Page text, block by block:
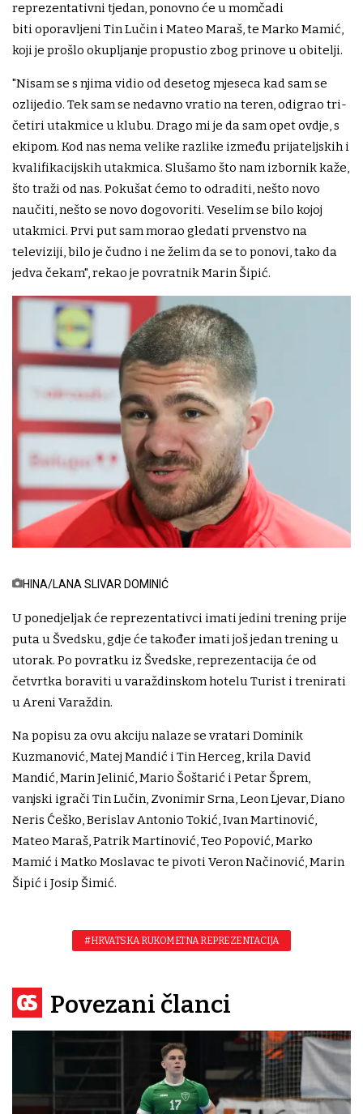
reprezentativni tjedan, ponovno će u momčadi
biti oporavljeni Tin Lučin i Mateo Maraš, te Marko Mamić,
koji je prošlo okupljanje propustio zbog prinove u obitelji.
"Nisam se s njima vidio od desetog mjeseca kad sam se
ozlijedio. Tek sam se nedavno vratio na teren, odigrao tri-
četiri utakmice u klubu. Drago mi je da sam opet ovdje, s
ekipom. Kod nas nema velike razlike između prijateljskih i
kvalifikacijskih utakmica. Slušamo što nam izbornik kaže,
što traži od nas. Pokušat ćemo to odraditi, nešto novo
naučiti, nešto se novo dogovoriti. Veselim se bilo kojoj
utakmici. Prvi put sam morao gledati prvenstvo na
televiziji, bilo je čudno i ne želim da se to ponovi, tako da
jedva čekam", rekao je povratnik Marin Šipić.
HINA/LANA SLIVAR DOMINIĆ
U ponedjeljak će reprezentativci imati jedini trening prije
puta u Švedsku, gdje će također imati još jedan trening u
utorak. Po povratku iz Švedske, reprezentacija će od
četvrtka boraviti u varaždinskom hotelu Turist i trenirati
u Areni Varaždin.
Na popisu za ovu akciju nalaze se vratari Dominik
Kuzmanović, Matej Mandić i Tin Herceg, krila David
Mandić, Marin Jelinić, Mario Šoštarić i Petar Šprem,
vanjski igrači Tin Lučin, Zvonimir Srna, Leon Ljevar, Diano
Neris Ćeško, Berislav Antonio Tokić, Ivan Martinović,
Mateo Maraš, Patrik Martinović, Teo Popović, Marko
Mamić i Matko Moslavac te pivoti Veron Načinović, Marin
Šipić i Josip Šimić.
#HRVATSKA RUKOMETNA REPREZENTACIJA
Povezani članci